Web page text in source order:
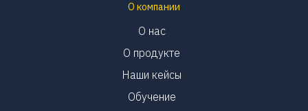
О компании
О нас
О продукте
Наши кейсы
Обучение